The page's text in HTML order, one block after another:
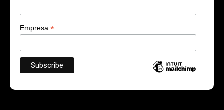
Empresa *